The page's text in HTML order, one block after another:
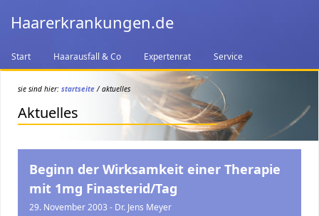
Haarerkrankungen.de
Start Haarausfall & Co Expertenrat Service
sie sind hier: startseite/ aktuelles
Aktuelles
Beginn der Wirksamkeit einer Therapie
mit 1mg Finasterid/Tag
29. November 2003 - Dr. Jens Meyer